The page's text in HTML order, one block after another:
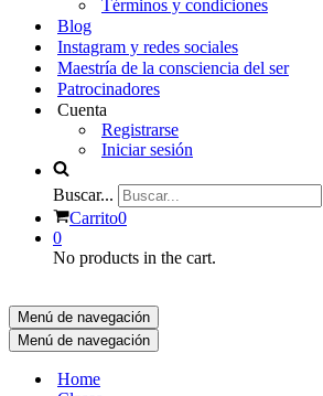
Términos y condiciones
Blog
Instagram y redes sociales
Maestría de la consciencia del ser
Patrocinadores
Cuenta
Registrarse
Iniciar sesión
Buscar...
Carrito0
0
No products in the cart.
Menú de navegación
Menú de navegación
Home